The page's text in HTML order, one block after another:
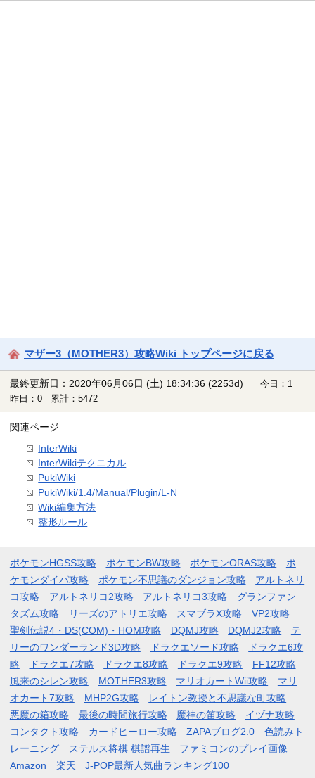
マザー3（MOTHER3）攻略Wiki トップページに戻る
最終更新日：2020年06月06日 (土) 18:34:36(2253d)
今日：1
昨日：0 累計：5472
関連ページ
InterWiki
InterWikiテクニカル
PukiWiki
PukiWiki/1.4/Manual/Plugin/L-N
Wiki編集方法
整形ルール
ポケモンHGSS攻略 ポケモンBW攻略 ポケモンORAS攻略
ポ
ケモンダイパ攻略
ポケモン不思議のダンジョン攻略
アルトネリ
コ攻略
アルトネリコ2攻略 アルトネリコ3攻略
グランファン
タズム攻略
リーズのアトリエ攻略 スマブラX攻略
VP2攻略
聖剣伝説4・DS(COM)・HOM攻略
DQMJ攻略 DQMJ2攻略
テ
リーのワンダーランド3D攻略
ドラクエソード攻略
ドラクエ6攻
略
ドラクエ7攻略 ドラクエ8攻略 ドラクエ9攻略
FF12攻略
風来のシレン攻略
MOTHER3攻略 マリオカートWii攻略
マリ
オカート7攻略
MHP2G攻略
レイトン教授と不思議な町攻略
悪魔の箱攻略
最後の時間旅行攻略 魔神の笛攻略
イヅナ攻略
コンタクト攻略
カードヒーロー攻略 ZAPAブログ2.0
色読みト
レーニング
ステルス将棋 棋譜再生
ファミコンのプレイ画像
Amazon
楽天 J-POP最新人気曲ランキング100